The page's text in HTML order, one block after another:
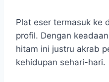
Plat eser termasuk ke
profil. Dengan
hitam ini justru akrab
kehidupan sehari-hari.